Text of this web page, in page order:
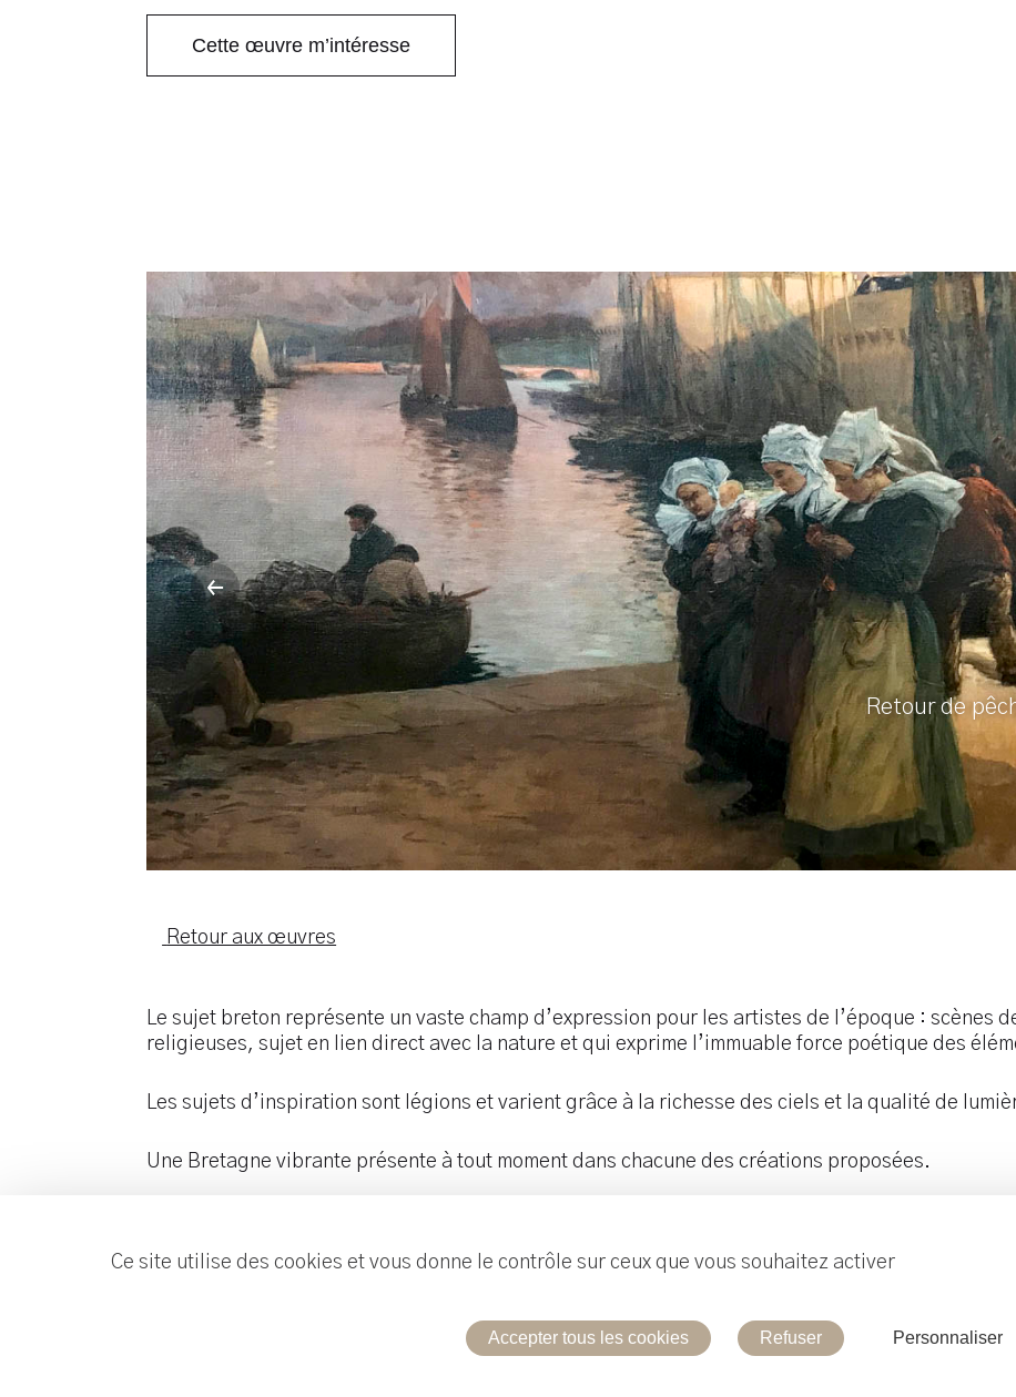
Cette œuvre m’intéresse
Retour de
Retour aux œuvres
Le sujet breton représente un vaste champ d’expression pour les artistes de l’époque : scènes
religieuses, sujet en lien direct avec la nature et qui exprime l’immuable force poétique des
Les sujets d’inspiration sont légions et varient grâce à la richesse des ciels et la qualité de
Une Bretagne vibrante présente à tout moment dans chacune des créations proposées.
Ce site utilise des cookies et vous donne le contrôle sur ceux que vous souhaitez activer
Accepter tous les cookies Refuser Personnaliser